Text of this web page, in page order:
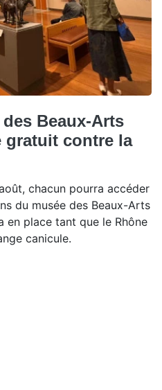
Beaux-Arts
gratuit contre la
chacun pourra accéder
du musée des Beaux-Arts
en place tant que le Rhône
canicule.